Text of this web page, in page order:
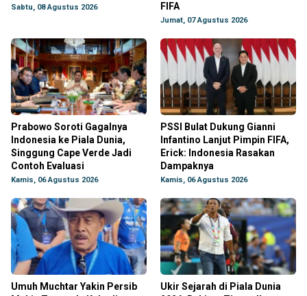
Sabtu, 08 Agustus 2026
FIFA
Jumat, 07 Agustus 2026
Prabowo Soroti Gagalnya
Indonesia ke Piala Dunia,
Singgung Cape Verde Jadi
Contoh Evaluasi
Kamis, 06 Agustus 2026
PSSI Bulat Dukung Gianni
Infantino Lanjut Pimpin FIFA,
Erick: Indonesia Rasakan
Dampaknya
Kamis, 06 Agustus 2026
Umuh Muchtar Yakin Persib
Ukir Sejarah di Piala Dunia